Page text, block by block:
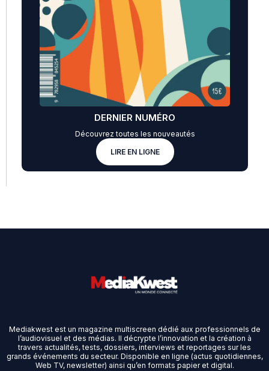
DERNIER NUMÉRO
Découvrez toutes les nouveautés
LIRE EN LIGNE
Mediakwest est un magazine multiscreen dédié aux professionnels de
l’audiovisuel et des médias. Il décrypte l’innovation et la création à
travers actualités, tests, dossiers, interviews et reportages sur les
grands événements du secteur. Disponible en ligne (actus quotidiennes,
Web TV, newsletter) ainsi qu’en formats papier et digital.